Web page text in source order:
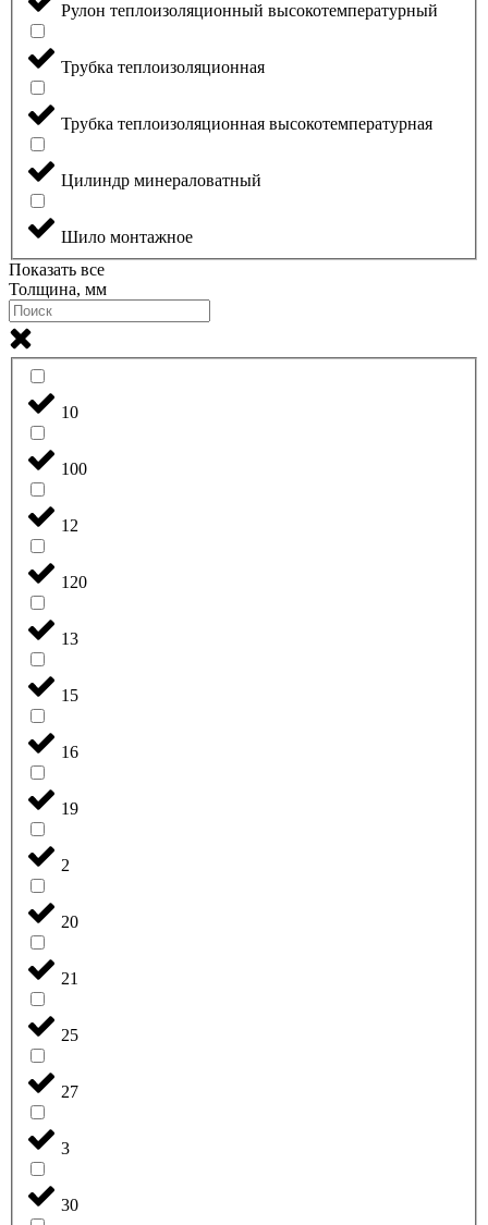
Рулон теплоизоляционный высокотемпературный
Трубка теплоизоляционная
Трубка теплоизоляционная высокотемпературная
Цилиндр минераловатный
Шило монтажное
Показать все
Толщина, мм
10
100
12
120
13
15
16
19
2
20
21
25
27
3
30